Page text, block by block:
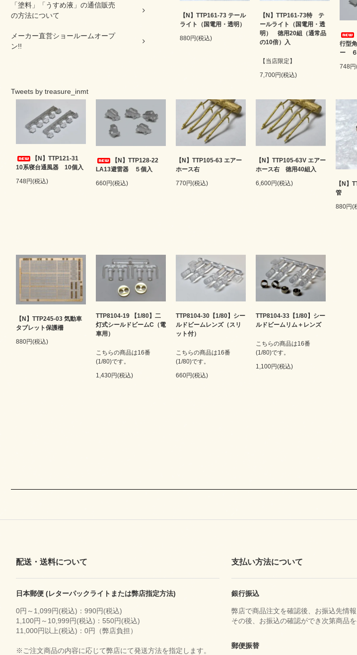
「塗料」「うすめ液」の通信販売
の方法について
メーカー直営ショールームオープ
ン!!
Tweets by treasure_inmt
【N】TTP161-73 テール
ライト（国電用・透明）
880円(税込)
【N】TTP161-73特 テ
ールライト（国電用・透
明） 徳用20組（通常品
の10倍）入
【当店限定】
7,700円(税込)
行型
ー ６
748
【N】TTP121-31
10系寝台通風器 10個入
748円(税込)
【N】TTP128-22
LA13避雷器 ５個入
660円(税込)
【N】TTP105-63 エアー
ホース右
770円(税込)
【N】TTP105-63V エアー
ホース右 徳用40組入
6,600円(税込)
【N】
管
880円(
【N】TTP245-03 気動車
タブレット保護柵
880円(税込)
TTP8104-19 【1/80】二
灯式シールドビームC（電
車用）
こちらの商品は16番
(1/80)です。
1,430円(税込)
TTP8104-30【1/80】シー
ルドビームレンズ（スリ
ット付）
こちらの商品は16番
(1/80)です。
660円(税込)
TTP8104-33【1/80】シー
ルドビームリム＋レンズ
こちらの商品は16番
(1/80)です。
1,100円(税込)
配送・送料について
日本郵便 (レターパックライトまたは弊店指定方法)
0円～1,099円(税込)：990円(税込)
1,100円～10,999円(税込)：550円(税込)
11,000円以上(税込)：0円（弊店負担）
※ご注文商品の内容に応じて弊店にて発送方法を指定します。
支払い方法について
銀行振込
弊店で商品注文を確認後、お振込先情
その後、お振込の確認ができ次第商品を
郵便振替